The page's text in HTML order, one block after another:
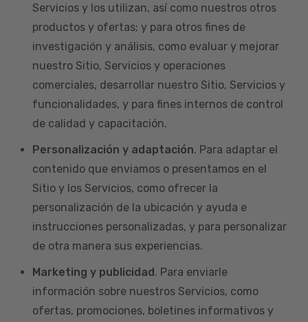
Servicios y los utilizan, así como nuestros otros
productos y ofertas; y para otros fines de
investigación y análisis, como evaluar y mejorar
nuestro Sitio, Servicios y operaciones
comerciales, desarrollar nuestro Sitio, Servicios y
funcionalidades, y para fines internos de control
de calidad y capacitación.
Personalización y adaptación. Para adaptar el
contenido que enviamos o presentamos en el
Sitio y los Servicios, como ofrecer la
personalización de la ubicación y ayuda e
instrucciones personalizadas, y para personalizar
de otra manera sus experiencias.
Marketing y publicidad. Para enviarle
información sobre nuestros Servicios, como
ofertas, promociones, boletines informativos y